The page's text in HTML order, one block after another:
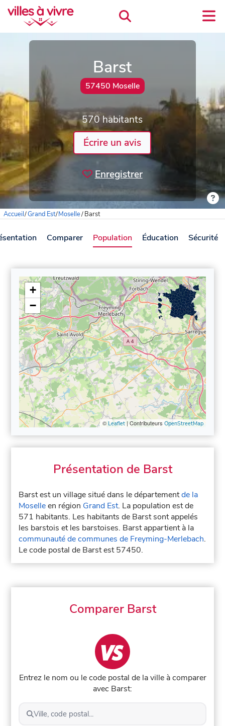
Barst
57450 Moselle
570 habitants
Écrire un avis
Enregistrer
Accueil/Grand Est/Moselle/Barst
Comparer Population Éducation Sécurité
+
−
© Leaflet| Contributeurs OpenStreetMap
Présentation de Barst
Barst est un village situé dans le départementde la
Moselleen région Grand Est. La population est de
571 habitants. Les habitants de Barst sont appelés
les barstois et les barstoises. Barst appartient à la
communauté de communes de Freyming-Merlebach.
Le code postal de Barst est 57450.
Comparer Barst
Entrez le nom ou le code postal de la ville à comparer
avec Barst:
Ville, code postal...